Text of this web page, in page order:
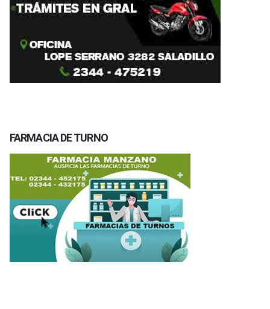
FARMACIA DE TURNO